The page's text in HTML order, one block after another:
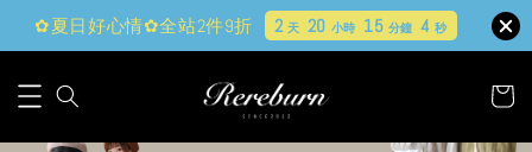
✿夏日好心情✿全站2件9折 2天 20小時 15分鐘 2 秒